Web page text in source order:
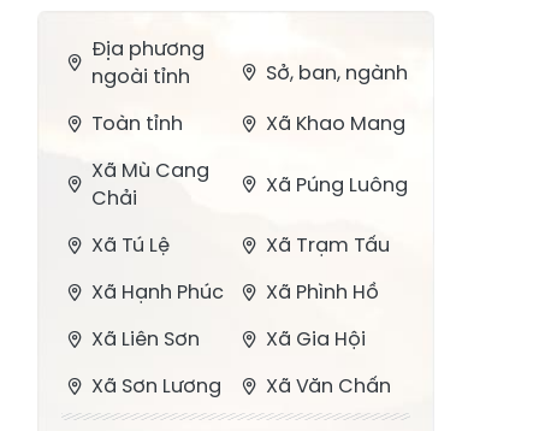
Địa phương
ngoài tỉnh
Sở, ban, ngành
Toàn tỉnh
Xã Khao Mang
Xã Mù Cang
Chải
Xã Púng Luông
Xã Tú Lệ
Xã Trạm Tấu
Xã Hạnh Phúc
Xã Phình Hồ
Xã Liên Sơn
Xã Gia Hội
Xã Sơn Lương
Xã Văn Chấn